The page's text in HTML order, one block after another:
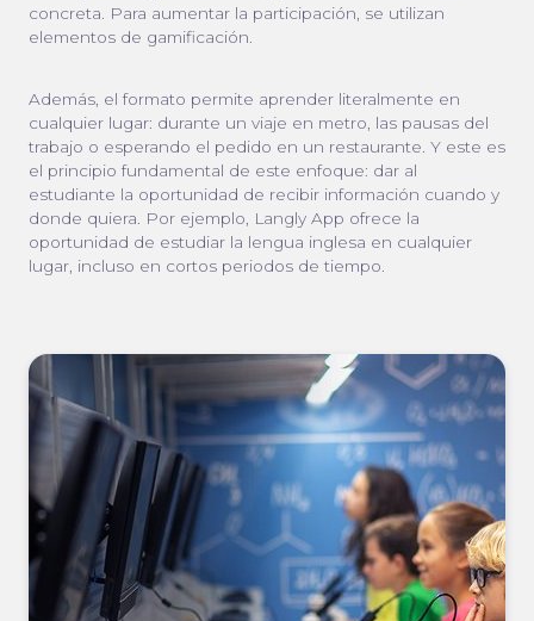
concreta. Para aumentar la participación, se utilizan
elementos de gamificación.
Además, el formato permite aprender literalmente en
cualquier lugar: durante un viaje en metro, las pausas del
trabajo o esperando el pedido en un restaurante. Y este es
el principio fundamental de este enfoque: dar al
estudiante la oportunidad de recibir información cuando y
donde quiera. Por ejemplo, Langly App ofrece la
oportunidad de estudiar la lengua inglesa en cualquier
lugar, incluso en cortos periodos de tiempo.